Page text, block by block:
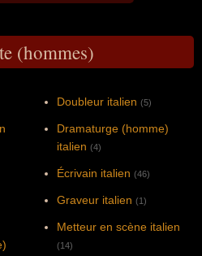
(hommes)
Doubleur italien (5)
Dramaturge (homme)
italien (4)
Écrivain italien (46)
Graveur italien (1)
Metteur en scène italien
(14)